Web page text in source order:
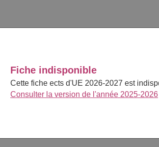
Fiche indisponible
Cette fiche ects d'UE 2026-2027 est
Consulter la version de l'année 2025-2026